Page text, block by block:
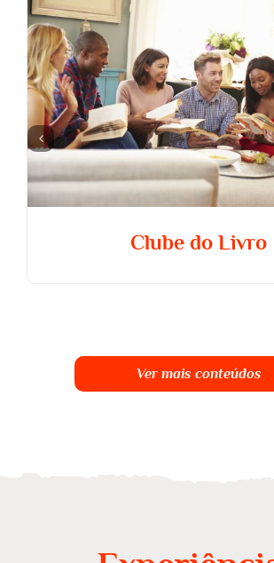
Clube do Livro
Ver mais conteúdos